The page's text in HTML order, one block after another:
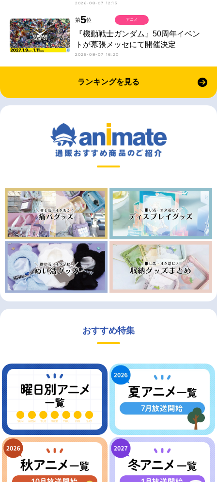
2026-08-07 12:15
第5位
『機動戦士ガンダム』50周年イベン
トが幕張メッセにて開催決定
2026-08-07 16:20
アニメ
ランキングを見る
おすすめ特集